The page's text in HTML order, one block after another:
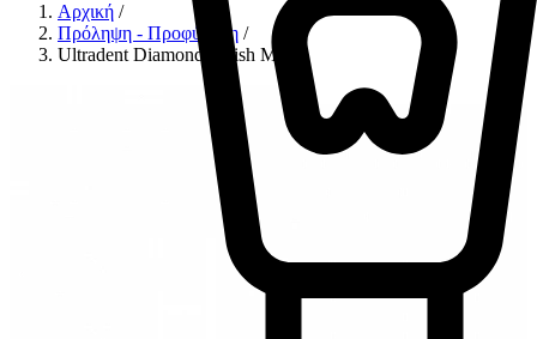
Αρχική /
Πρόληψη - Προφύλαξη /
Ultradent Diamond Polish Mint